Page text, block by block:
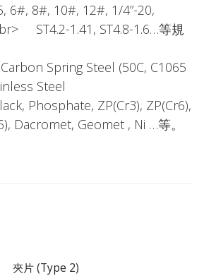
6#, 8#, 10#, 12#, 1/4”-20,
ST4.2-1.41, ST4.8-1.6…等規
Spring Steel (50C, C1065
Steel
Phosphate, ZP(Cr3), ZP(Cr6),
Dacromet, Geomet , Ni …等。
夾片 (Type 2)